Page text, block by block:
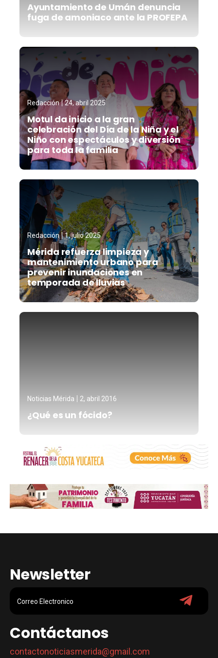
Ayuntamiento de Umán denuncia
fuga de amoniaco ante la PROFEPA
Redacción 24, abril 2025
Motul da inicio a la gran
celebración del Día de la Niña y el
Niño con espectáculos y diversión
para toda la familia
Redacción 1, julio 2025
Mérida refuerza limpieza y
mantenimiento urbano para
prevenir inundaciones en
temporada de lluvias
Noticias Mérida 2, abril 2016
¿Qué es un fócido?
Newsletter
Contáctanos
contactonoticiasmerida@gmail.com